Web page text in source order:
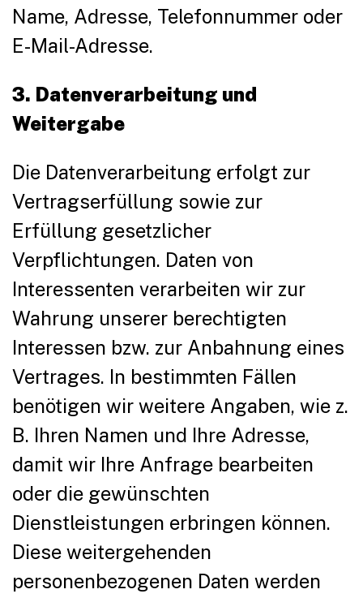
Name, Adresse, Telefonnummer oder
E-Mail-Adresse.
3. Datenverarbeitung und
Weitergabe
Die Datenverarbeitung erfolgt zur
Vertragserfüllung sowie zur
Erfüllung gesetzlicher
Verpflichtungen. Daten von
Interessenten verarbeiten wir zur
Wahrung unserer berechtigten
Interessen bzw. zur Anbahnung eines
Vertrages. In bestimmten Fällen
benötigen wir weitere Angaben, wie z.
B. Ihren Namen und Ihre Adresse,
damit wir Ihre Anfrage bearbeiten
oder die gewünschten
Dienstleistungen erbringen können.
Diese weitergehenden
personenbezogenen Daten werden